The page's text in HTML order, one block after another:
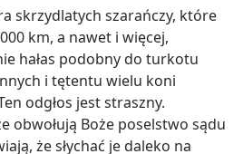
skrzydlatych szarańczy, które
km, a nawet i więcej,
hałas podobny do turkotu
i tętentu wielu koni
odgłos jest straszny.
obwołują Boże poselstwo sądu
że słychać je daleko na